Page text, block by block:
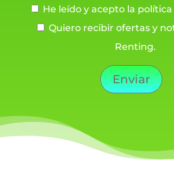
He leído y acepto la
Quiero recibir ofertas y
Renting.
Enviar